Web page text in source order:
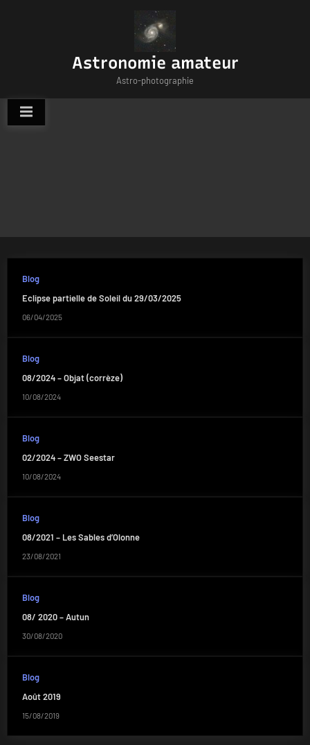
Astronomie amateur
Astro-photographie
Blog
Eclipse partielle de Soleil du 29/03/2025
06/04/2025
Blog
08/2024 – Objat (corrèze)
10/08/2024
Blog
02/2024 – ZWO Seestar
10/08/2024
Blog
08/2021 – Les Sables d’Olonne
23/08/2021
Blog
08/ 2020 – Autun
30/08/2020
Blog
Août 2019
15/08/2019